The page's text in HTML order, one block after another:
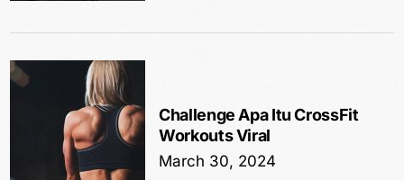
Challenge Apa Itu CrossFit
Workouts Viral
March 30, 2024